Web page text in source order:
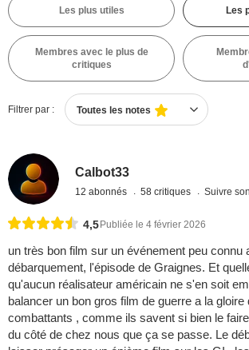
Les plus utiles Les
Membres avec le plus de
critiques
Filtrer par : Toutes les notes
Calbot33
12 abonnés 58 critiques Suivre
4,5 Publiée le 4 février 2026
un très bon film sur un événement peu connu
débarquement, l'épisode de Graignes. Et
qu'aucun réalisateur américain ne s'en soit
balancer un bon gros film de guerre a la gloire
combattants , comme ils savent si bien le
du côté de chez nous que ça se passe. Le